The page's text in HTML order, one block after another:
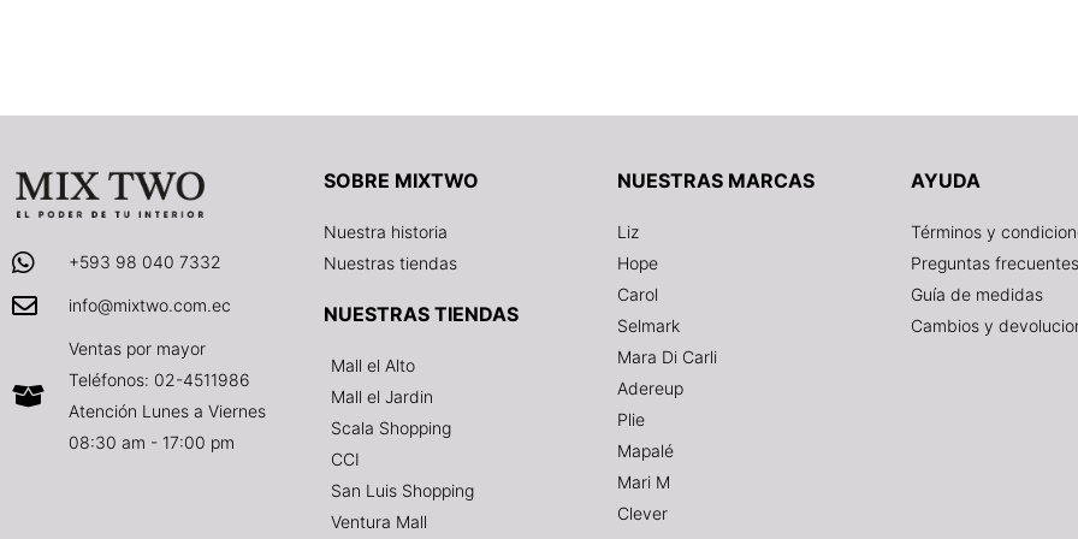
+593 98 040 7332
info@mixtwo.com.ec
Ventas por mayor
Teléfonos: 02-4511986
Atención Lunes a Viernes
08:30 am - 17:00 pm
SOBRE MIXTWO
Nuestra historia
Nuestras tiendas
NUESTRAS TIENDAS
Mall el Alto
Mall el Jardin
Scala Shopping
CCI
San Luis Shopping
Ventura Mall
NUESTRAS MARCAS
Liz
Hope
Carol
Selmark
Mara Di Carli
Adereup
Plie
Mapalé
Mari M
Clever
AYUDA
Términos y
Preguntas frecuentes
Guía de medidas
Cambios y